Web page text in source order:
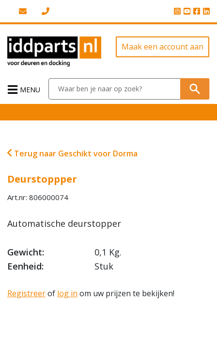
Maak een account aan
MENU
Terug naar Geschikt voor Dorma
Deurstoppper
Art.nr: 806000074
Automatische deurstopper
Gewicht:
0,1 Kg.
Eenheid:
Stuk
Registreerof log in om uw prijzen te bekijken!